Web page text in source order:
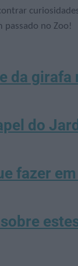
passado no Zoo!
da girafa
do
fazer